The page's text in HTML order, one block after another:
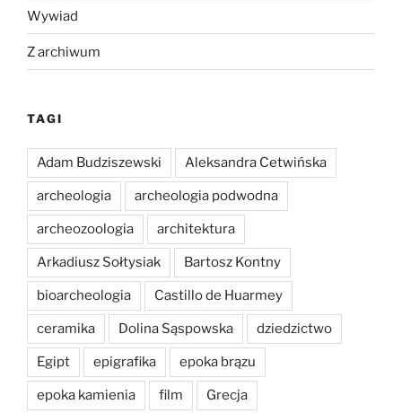
Wywiad
Z archiwum
TAGI
Adam Budziszewski Aleksandra Cetwińska
archeologia archeologia podwodna
archeozoologia architektura
Arkadiusz Sołtysiak Bartosz Kontny
bioarcheologia Castillo de Huarmey
ceramika Dolina Sąspowska dziedzictwo
Egipt epigrafika epoka brązu
epoka kamienia film Grecja